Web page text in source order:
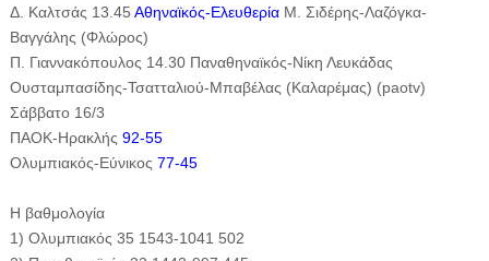
Δ. Καλτσάς 13.45 Αθηναϊκός-Ελευθερία Μ. Σιδέρης-Λαζόγκα-
Βαγγάλης (Φλώρος)
Π. Γιαννακόπουλος 14.30 Παναθηναϊκός-Νίκη Λευκάδας
Ουσταμπασίδης-Τσατταλιού-Μπαβέλας (Καλαρέμας) (paotv)
Σάββατο 16/3
ΠΑΟΚ-Ηρακλής 92-55
Ολυμπιακός-Εύνικος 77-45
Η βαθμολογία
1) Ολυμπιακός 35 1543-1041 502